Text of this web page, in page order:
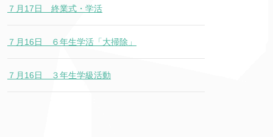
７月17日 終業式・学活
７月16日 ６年生学活「大掃除」
７月16日 ３年生学級活動